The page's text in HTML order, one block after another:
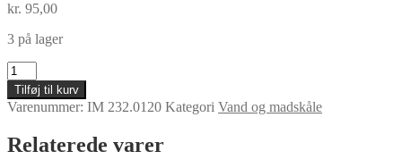
kr. 95,00
3 på lager
Vandskål
L
21x17x5.5CM
EXOTERRA
antal
Tilføj til kurv
Varenummer: IM 232.0120 Kategori Vand og madskåle
Relaterede varer